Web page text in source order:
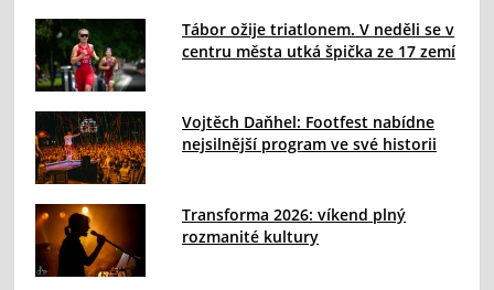
Tábor ožije triatlonem. V neděli se v
centru města utká špička ze 17 zemí
Vojtěch Daňhel: Footfest nabídne
nejsilnější program ve své historii
Transforma 2026: víkend plný
rozmanité kultury